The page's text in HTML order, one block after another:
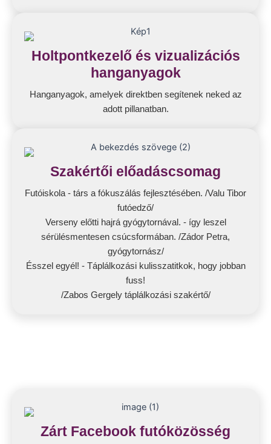
Holtpontkezelő és vizualizációs
hanganyagok
Hanganyagok, amelyek direktben segítenek neked az
adott pillanatban.
Szakértői előadáscsomag
Futóiskola - társ a fókuszálás fejlesztésében. /Valu Tibor
futóedző/
Verseny előtti hajrá gyógytornával. - így leszel
sérülésmentesen csúcsformában. /Zádor Petra,
gyógytornász/
Ésszel egyél! - Táplálkozási kulisszatitkok, hogy jobban
fuss!
/Zabos Gergely táplálkozási szakértő/
Zárt Facebook futóközösség